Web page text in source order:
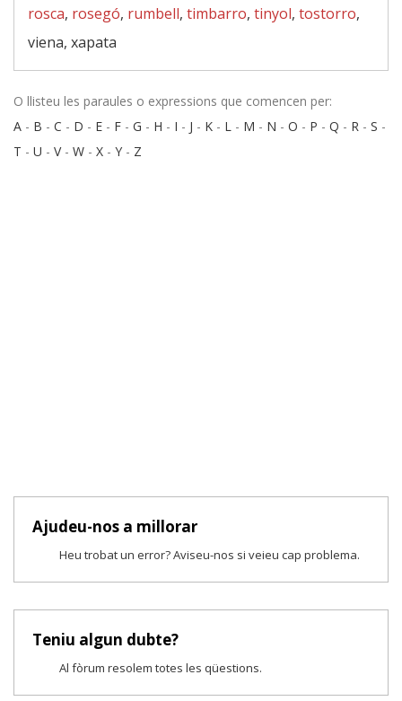
rosca, rosegó, rumbell, timbarro, tinyol, tostorro,
viena, xapata
O llisteu les paraules o expressions que comencen per:
A - B - C - D - E - F - G - H - I - J - K - L - M - N - O - P - Q - R - S -
T - U - V- W - X - Y - Z
Ajudeu-nos a millorar
Heu trobat un error? Aviseu-nos si veieu cap problema.
Teniu algun dubte?
Al fòrum resolem totes les qüestions.